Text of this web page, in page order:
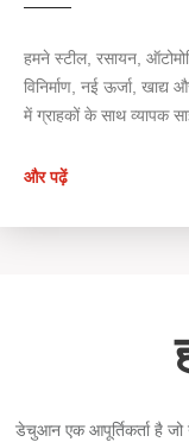
हमने स्टील, रसायन,
विनिर्माण, नई ऊर्जा, खाद्य
में ग्राहकों के साथ व्यापक
और पढ़ें
डेचुआन एक आपूर्तिकर्ता है